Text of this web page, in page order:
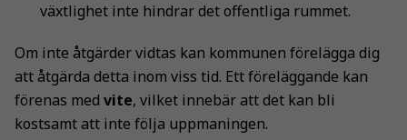
växtlighet inte hindrar det offentliga rummet.
Om inte åtgärder vidtas kan kommunen förelägga dig
att åtgärda detta inom viss tid. Ett föreläggande kan
förenas med vite, vilket innebär att det kan bli
kostsamt att inte följa uppmaningen.